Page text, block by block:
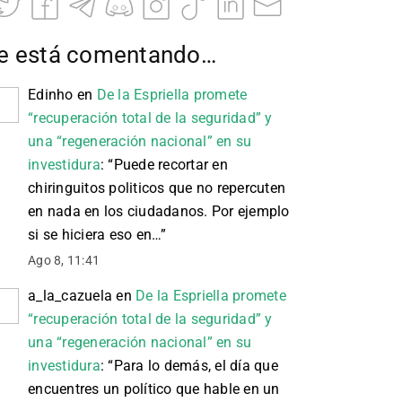
está comentando…
Edinho en De la Espriella promete
“recuperación total de la seguridad” y
una “regeneración nacional” en su
investidura: “Puede recortar en
chiringuitos politicos que no repercuten
en nada en los ciudadanos. Por ejemplo
si se hiciera eso en…”
Ago 8, 11:41
a_la_cazuela en De la Espriella promete
“recuperación total de la seguridad” y
una “regeneración nacional” en su
investidura: “Para lo demás, el día que
encuentres un político que hable en un